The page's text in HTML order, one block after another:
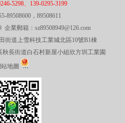
5298、139-0295-3199
89508600，89508611
企業郵箱：sz89508949@126.com
街道上雪科技工業城北區10號B1棟
長街道白石村新屋小組欣方圳工業園
地圖